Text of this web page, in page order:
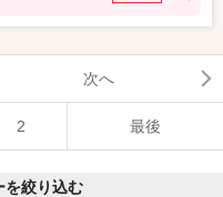
次へ
2 最後
を絞り込む